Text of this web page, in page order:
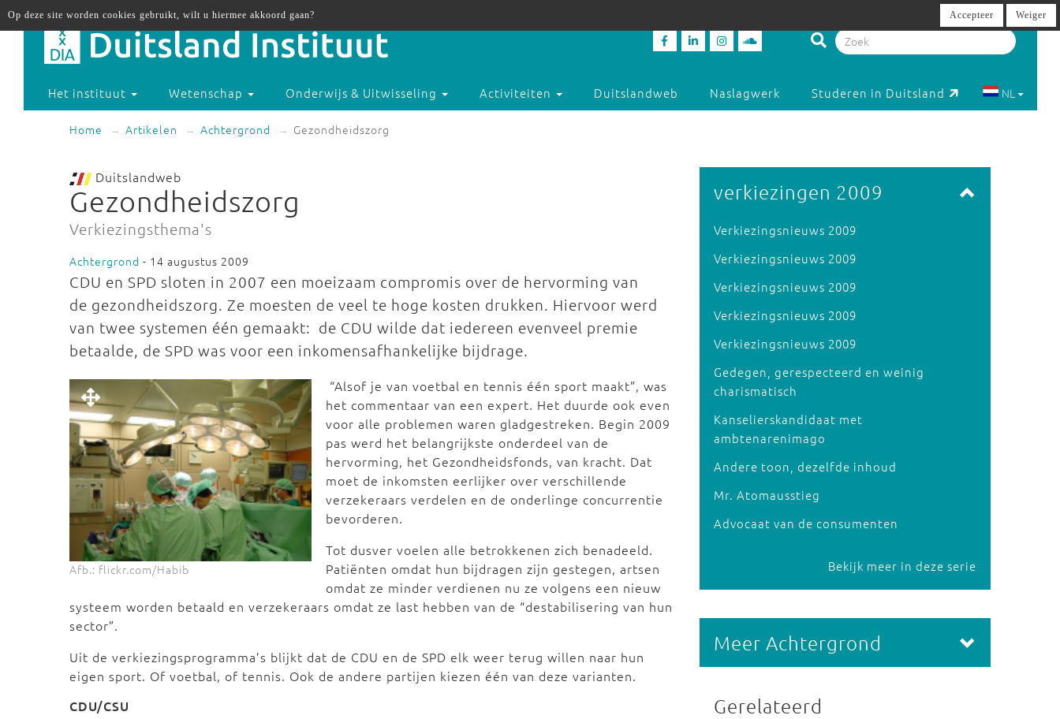
Het instituut Wetenschap Onderwijs & Uitwisseling Activiteiten Duitslandweb Naslagwerk Studeren in Duitsland NL
Home Artikelen Achtergrond Gezondheidszorg
Duitslandweb
Gezondheidszorg
Verkiezingsthema's
Achtergrond - 14 augustus 2009
CDU en SPD sloten in 2007 een moeizaam compromis over de hervorming van
de gezondheidszorg. Ze moesten de veel te hoge kosten drukken. Hiervoor werd
van twee systemen één gemaakt: de CDU wilde dat iedereen evenveel premie
betaalde, de SPD was voor een inkomensafhankelijke bijdrage.
Afb.: flickr.com/Habib
“Alsof je van voetbal en tennis één sport maakt”, was
het commentaar van een expert. Het duurde ook even
voor alle problemen waren gladgestreken. Begin 2009
pas werd het belangrijkste onderdeel van de
hervorming, het Gezondheidsfonds, van kracht. Dat
moet de inkomsten eerlijker over verschillende
verzekeraars verdelen en de onderlinge concurrentie
bevorderen.
Tot dusver voelen alle betrokkenen zich benadeeld.
Patiënten omdat hun bijdragen zijn gestegen, artsen
omdat ze minder verdienen nu ze volgens een nieuw
systeem worden betaald en verzekeraars omdat ze last hebben van de “destabilisering van hun
sector”.
Uit de verkiezingsprogramma’s blijkt dat de CDU en de SPD elk weer terug willen naar hun
eigen sport. Of voetbal, of tennis. Ook de andere partijen kiezen één van deze varianten.
CDU/CSU
verkiezingen 2009
Verkiezingsnieuws 2009
Verkiezingsnieuws 2009
Verkiezingsnieuws 2009
Verkiezingsnieuws 2009
Verkiezingsnieuws 2009
Gedegen, gerespecteerd en weinig
charismatisch
Kanselierskandidaat met
ambtenarenimago
Andere toon, dezelfde inhoud
Mr. Atomausstieg
Advocaat van de consumenten
Bekijk meer in deze serie
Meer Achtergrond
Gerelateerd
Op deze site worden cookies gebruikt, wilt u hiermee akkoord gaan? Accepteer Weiger